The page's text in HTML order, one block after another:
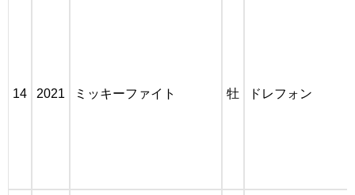
14 2021 ミッキーファイト 牡 ドレフォン